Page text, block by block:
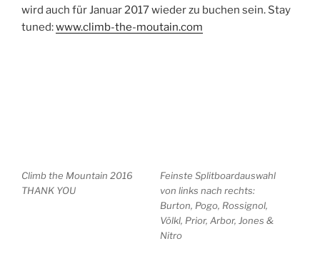
wird auch für Januar 2017 wieder zu buchen sein. Stay
tuned:www.climb-the-moutain.com
Climb the Mountain 2016
THANK YOU
Feinste Splitboardauswahl
von links nach rechts:
Burton, Pogo, Rossignol,
Völkl, Prior, Arbor, Jones &
Nitro